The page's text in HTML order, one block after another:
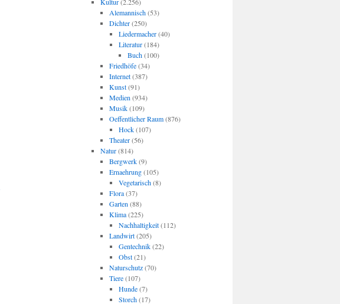
Alemannisch(53)
Dichter(250)
Liedermacher(40)
Literatur(184)
Buch(100)
Friedhöfe(34)
Internet(387)
Kunst(91)
Medien (934)
Musik(109)
Oeffentlicher Raum(876)
Hock(107)
Theater(56)
Natur(814)
Bergwerk(9)
Ernaehrung(105)
Vegetarisch(8)
Flora(37)
Garten (88)
Klima(225)
Nachhaltigkeit(112)
Landwirt(205)
Gentechnik(22)
Obst(21)
Naturschutz(70)
Tiere(107)
Hunde(7)
Storch(17)